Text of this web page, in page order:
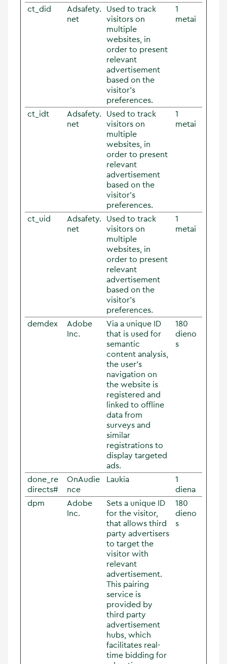
ct_did
Adsafety.
net
Used to track
visitors on
multiple
websites, in
order to present
relevant
advertisement
based on the
visitor's
preferences.
1
metai
ct_idt
Adsafety.
net
Used to track
visitors on
multiple
websites, in
order to present
relevant
advertisement
based on the
visitor's
preferences.
1
metai
ct_uid
Adsafety.
net
Used to track
visitors on
multiple
websites, in
order to present
relevant
advertisement
based on the
visitor's
preferences.
1
metai
demdex
Adobe
Inc.
Via a unique ID
that is used for
semantic
content analysis,
the user's
navigation on
the website is
registered and
linked to offline
data from
surveys and
similar
registrations to
display targeted
ads.
180
dieno
s
done_re
directs#
OnAudie
nce
Laukia
1
diena
dpm
Adobe
Inc.
Sets a unique ID
for the visitor,
that allows third
party advertisers
to target the
visitor with
relevant
advertisement.
This pairing
service is
provided by
third party
advertisement
hubs, which
facilitates real-
time bidding for
180
dieno
s